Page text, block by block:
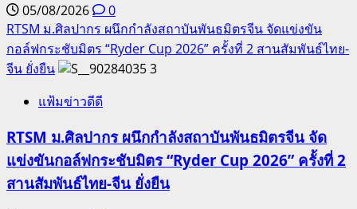
05/08/2026
0
RTSM ม.ศิลปากร ผนึกกำลังสถาบันพันธมิตรจีน จัดแข่งขัน
กอล์ฟกระชับมิตร “Ryder Cup 2026” ครั้งที่ 2 สานสัมพันธ์ไทย-
จีน ยั่งยืน
3
แฟ้มข่าวดีดี
RTSM ม.ศิลปากร ผนึกกำลังสถาบันพันธมิตรจีน จัด
แข่งขันกอล์ฟกระชับมิตร “Ryder Cup 2026” ครั้งที่ 2
สานสัมพันธ์ไทย-จีน ยั่งยืน